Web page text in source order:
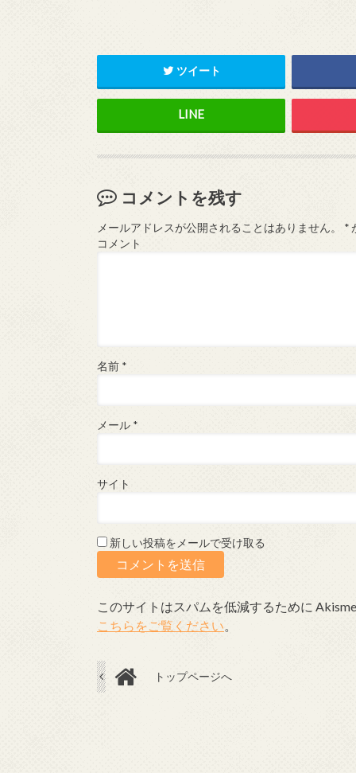
ツイート
コメントを残す
メールアドレスが公開されることはありません。 *
コメント
名前 *
メール *
サイト
新しい投稿をメールで受け取る
このサイトはスパムを低減するために
こちらをご覧ください。
トップページへ